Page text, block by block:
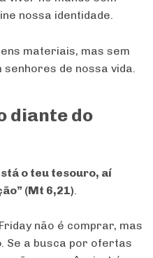
nossa identidade.
materiais, mas sem
de nossa vida.
diante do
o teu tesouro, aí
(Mt 6,21)
não é comprar, mas
. Se a busca por ofertas